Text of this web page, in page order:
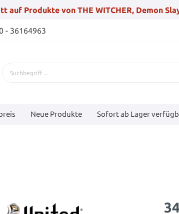
auf Produkte von THE WITCHER, Demon
- 36164963
Neue Produkte Sofort ab Lager